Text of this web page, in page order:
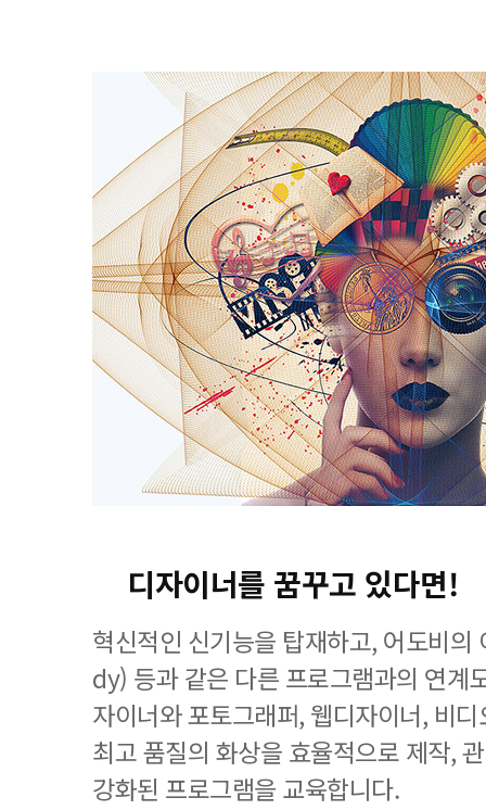
디자이너를 꿈꾸고 있다면!
혁신적인 신기능을 탑재하고, 어도비
dy) 등과 같은 다른 프로그램과의 연계
자이너와 포토그래퍼, 웹디자이너, 비
최고 품질의 화상을 효율적으로 제작,
강화된 프로그램을 교육합니다.